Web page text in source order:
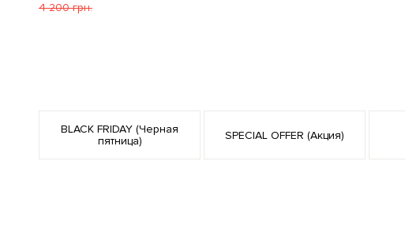
4 200 грн.
BLACK FRIDAY (Черная
пятница)
SPECIAL OFFER (Акция)